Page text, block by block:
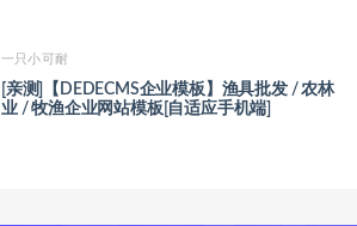
一只小可耐
[亲测]【DEDECMS企业模板】渔具批发 / 农林
业 / 牧渔企业网站模板[自适应手机端]